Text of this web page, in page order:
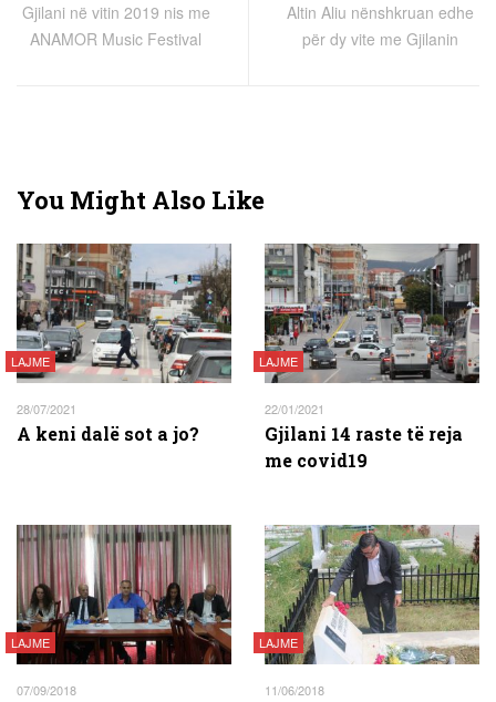
Gjilani në vitin 2019 nis me
ANAMOR Music Festival
Altin Aliu nënshkruan edhe
për dy vite me Gjilanin
You Might Also Like
LAJME
28/07/2021
A keni dalë sot a jo?
LAJME
22/01/2021
Gjilani 14 raste të reja
me covid19
LAJME
07/09/2018
LAJME
11/06/2018